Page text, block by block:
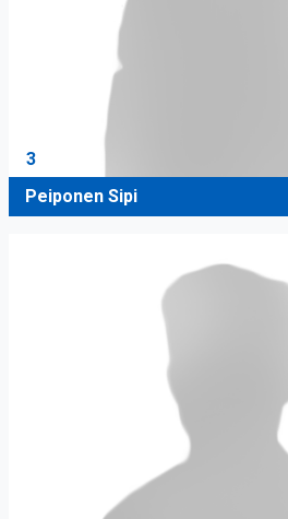
3
Peiponen Sipi